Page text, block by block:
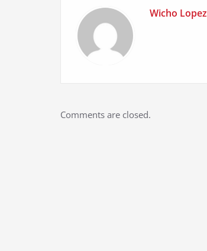
Wicho Lopez
Comments are closed.